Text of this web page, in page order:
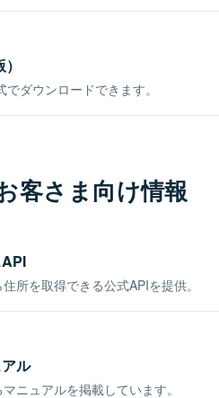
ダウンロードできます。
客さま向け情報
所を取得できる公式APIを提供。
ル
ニュアルを掲載しています。